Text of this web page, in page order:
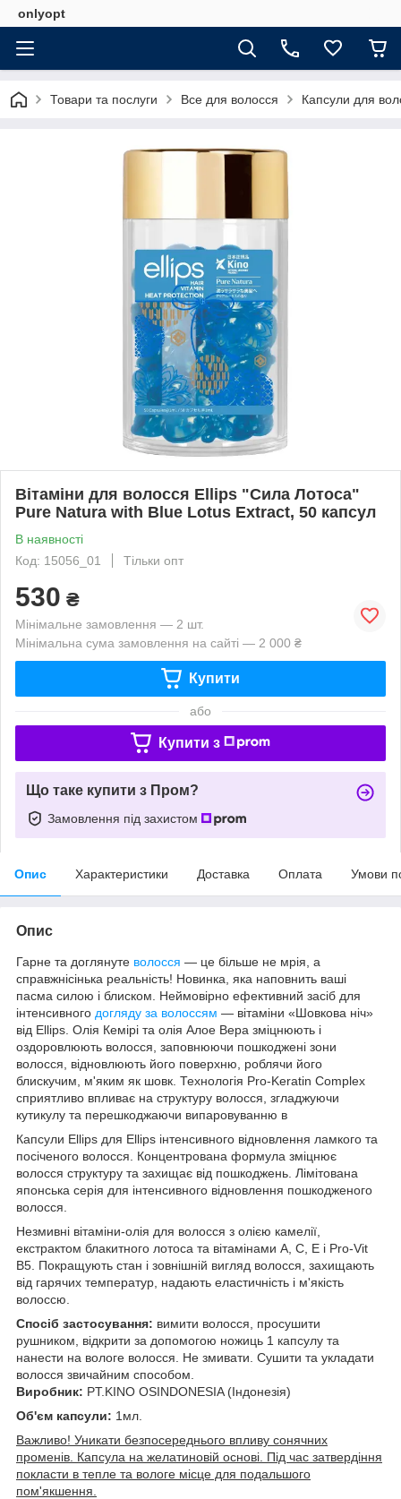
onlyopt
Товари та послуги Все для волосся Капсули для
Вітаміни для волосся Ellips "Сила Лотоса"
Pure Natura with Blue Lotus Extract, 50 капсул
В наявності
Код: 15056_01
Тільки опт
530 ₴
Мінімальне замовлення — 2 шт.
Мінімальна сума замовлення на сайті — 2 000 ₴
Купити
або
Купити з
Що таке купити з Пром?
Замовлення під захистом
Опис Характеристики Доставка Оплата Умови
Опис
Гарне та доглянуте волосся — це більше не мрія, а
справжнісінька реальність! Новинка, яка наповнить ваші
пасма силою і блиском. Неймовірно ефективний засіб для
інтенсивного догляду за волоссям — вітаміни «Шовкова ніч»
від Ellips. Олія Кемірі та олія Алое Вера зміцнюють і
оздоровлюють волосся, заповнюючи пошкоджені зони
волосся, відновлюють його поверхню, роблячи його
блискучим, м'яким як шовк. Технологія Pro-Keratin Complex
сприятливо впливає на структуру волосся, згладжуючи
кутикулу та перешкоджаючи випаровуванню в
Капсули Ellips для Ellips інтенсивного відновлення ламкого та
посіченого волосся. Концентрована формула зміцнює
волосся структуру та захищає від пошкоджень. Лімітована
японська серія для інтенсивного відновлення пошкодженого
волосся.
Незмивні вітаміни-олія для волосся з олією камелії,
екстрактом блакитного лотоса та вітамінами A, C, E і Pro-Vit
B5. Покращують стан і зовнішній вигляд волосся, захищають
від гарячих температур, надають еластичність і м'якість
волоссю.
Спосіб застосування: вимити волосся, просушити
рушником, відкрити за допомогою ножиць 1 капсулу та
нанести на вологе волосся. Не змивати. Сушити та укладати
волосся звичайним способом.
Виробник: PT.KINO OSINDONESIA (Індонезія)
Об'єм капсули: 1мл.
Важливо! Уникати безпосереднього впливу сонячних
променів. Капсула на желатиновій основі. Під час затвердіння
покласти в тепле та вологе місце для подальшого
пом'якшення.